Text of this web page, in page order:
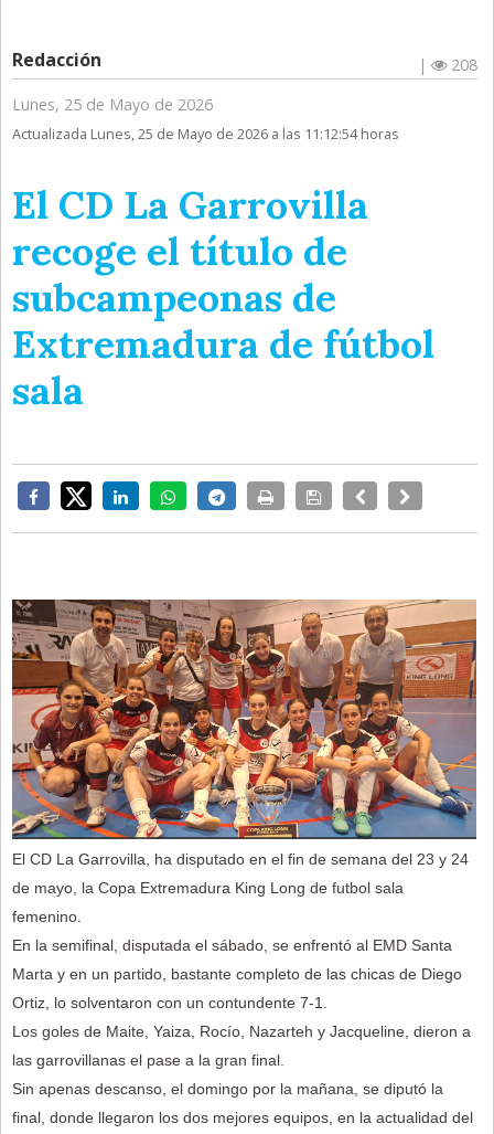
Redacción |
208
Lunes, 25 de Mayo de 2026
Actualizada Lunes, 25 de Mayo de 2026 a las 11:12:54 horas
El CD La Garrovilla
recoge el título de
subcampeonas de
Extremadura de fútbol
sala
El CD La Garrovilla, ha disputado en el fin de semana del 23 y 24
de mayo, la Copa Extremadura King Long de futbol sala
femenino.
En la semifinal, disputada el sábado, se enfrentó al EMD Santa
Marta y en un partido, bastante completo de las chicas de Diego
Ortiz, lo solventaron con un contundente 7-1.
Los goles de Maite, Yaiza, Rocío, Nazarteh y Jacqueline, dieron a
las garrovillanas el pase a la gran final.
Sin apenas descanso, el domingo por la mañana, se diputó la
final, donde llegaron los dos mejores equipos, en la actualidad del